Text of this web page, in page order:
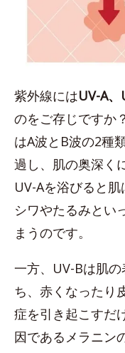
紫外線にはUV-A
のをご存じですか
はA波とB波の2種
過し、肌の奥深く
UV-Aを浴びると肌
シワやたるみとい
まうのです。
一方、UV-Bは肌
ち、赤くなったり
症を引き起こすだ
因であるメラニン